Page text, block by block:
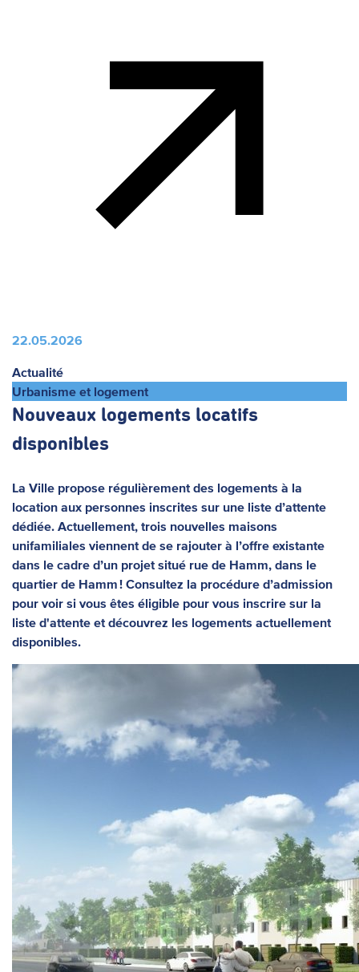
22.05.2026
Actualité
Urbanisme et logement
Nouveaux logements locatifs
disponibles
La Ville propose régulièrement des logements à la
location aux personnes inscrites sur une liste d’attente
dédiée. Actuellement, trois nouvelles maisons
unifamiliales viennent de se rajouter à l’offre existante
dans le cadre d’un projet situé rue de Hamm, dans le
quartier de Hamm ! Consultez la procédure d’admission
pour voir si vous êtes éligible pour vous inscrire sur la
liste d'attente et découvrez les logements actuellement
disponibles.